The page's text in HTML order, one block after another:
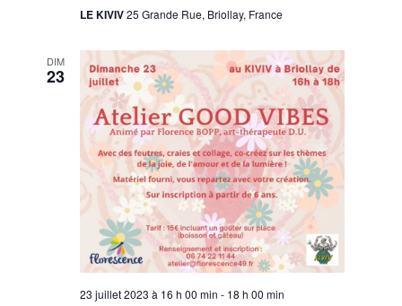
LE KIVIV25 Grande Rue, Briollay, France
DIM
23
23 juillet 2023 à 16 h 00 min - 18 h 00 min